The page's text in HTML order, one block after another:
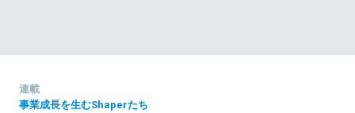
連載
事業成長を生むShaperたち